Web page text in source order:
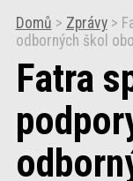
Praxe
Fotogalerie
Produkty
Domů > Zprávy>
odborných škol
Fatra